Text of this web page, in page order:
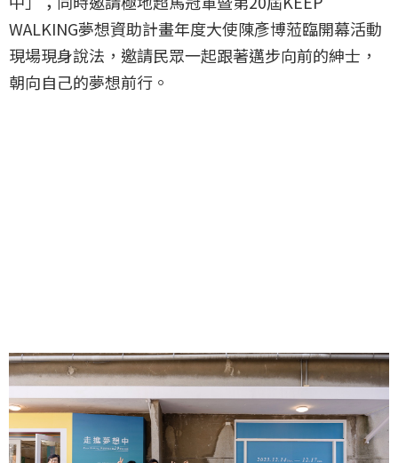
WALKING夢想資助計畫年度大使陳彥博蒞臨開幕活動
現場現身說法，邀請民眾一起跟著邁步向前的紳士，
朝向自己的夢想前行。